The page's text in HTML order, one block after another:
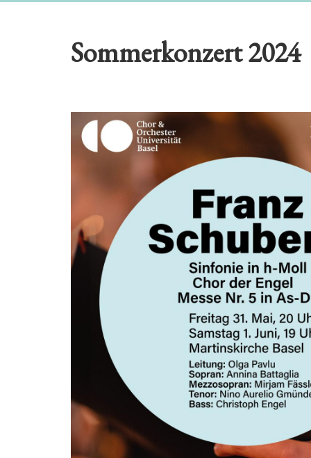
Sommerkonzert 2024